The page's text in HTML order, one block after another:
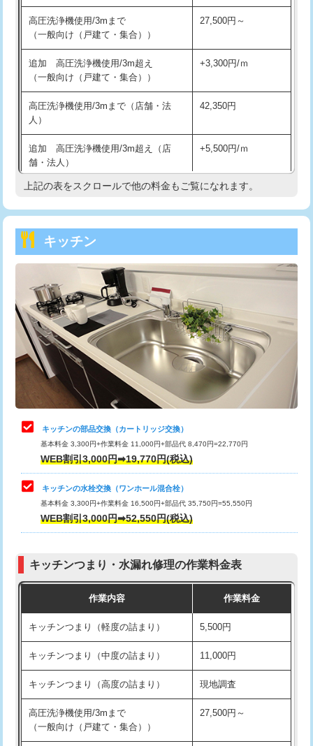
交換・取付(排水栓・排水トラップ
（P/S/ポップアップ））
22,000円+材料費
交換・取付（その他部品） 11,000円+材料費
持込商品取付（単水栓） 13,200円
持込商品取付（混合水栓）
持込商品取付（浄水器・分岐水栓） 16,500円
持込商品取付（温水洗浄便座） 22,000円
持込商品取付（普通便座⇔温水洗浄便
22,000円
給水管工事※（ホール加工)
給水管工事※（バンド止め) 3,300円
給水管工事※（支持金具設置) 5,500円
給水管工事※（保温材使用（バンド止
め込み）)
5,500円
給水管工事※（土の掘削・埋め戻し作
11,000円
給水管工事※（塩ビ管（VP・HI）使
用/3ｍまで)
給水管工事※（塩ビ管（VP・HI）使
用（追加）/3ｍ超え)
給水管工事※（ライニング鋼管・銅
管・ポリ管・HT管使用/3ｍまで)
44,000円
管・ポリ管・HT管使用/3ｍ超え)
排水管工事（土の掘削・埋め戻し作
11,000円~
排水管工事（排水管工事/3ｍまで） 55,000円
排水管工事（追加 排水管工事/3ｍ超
+11,000円
マス交換（土の掘削・埋め戻し作業）
マス交換（深さ50㎝未満）
高圧洗浄機使用/3mまで
（一般向け（戸建て・集合））
27,500円～
追加 高圧洗浄機使用/3m超え
（一般向け（戸建て・集合））
+3,300円/ｍ
高圧洗浄機使用/3mまで（店舗・法
人）
42,350円
追加 高圧洗浄機使用/3m超え（店
舗・法人）
+5,500円/ｍ
高度高圧洗浄換 現地調査
トーラー機使用/3mまで
追加トーラー機使用/3m超え +3,300円
カメラ調査 33,000円
桝清掃 8,800円
止水・漏水調査・防水処理・清掃・修
理・調整・分解・加工など（軽作業）
11,000円
止水・漏水調査・防水処理・清掃・修
理・調整・分解・加工など（中作業）
22,000円
止水・漏水調査・防水処理・清掃・修
理・調整・分解・加工など（重作業）
33,000円
お風呂タンク脱着
その他部品の脱着
式・ワンホール）)
交換・取付(排水栓・排水トラップ
22,000円+材料費
持込商品取付（単水栓）
上記の表をスクロールで他の料金もご覧になれます。
キッチン
キッチンの部品交換（カートリッジ交換）
基本料金 3,300円+作業料金 11,000円+部品代 8,470円=22,770円
WEB割引3,000円➡19,770円(税込)
キッチンの水栓交換（ワンホール混合栓）
基本料金 3,300円+作業料金 16,500円+部品代 35,750円=55,550円
WEB割引3,000円➡52,550円(税込)
キッチンつまり・水漏れ修理の作業料金表
作業内容 作業料金
キッチンつまり（軽度の詰まり） 5,500円
キッチンつまり（中度の詰まり） 11,000円
キッチンつまり（高度の詰まり） 現地調査
高圧洗浄機使用/3mまで
（一般向け（戸建て・集合））
27,500円～